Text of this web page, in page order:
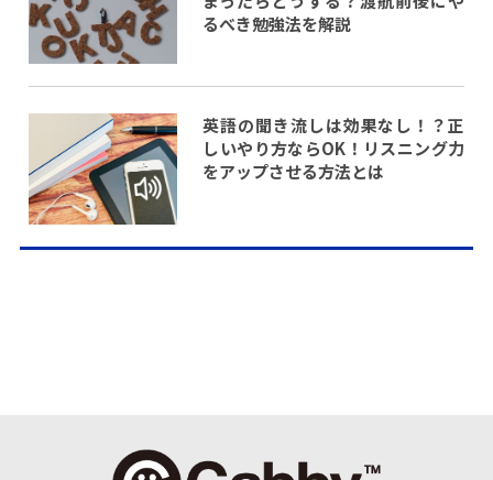
るべき勉強法を解説
英語の聞き流しは効果なし！？正
しいやり方ならOK！リスニング力
をアップさせる方法とは